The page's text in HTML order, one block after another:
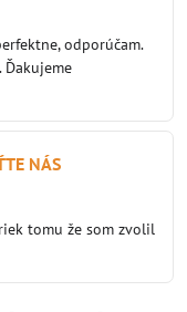
odporúčam.
NÁS
tomu že som zvolil